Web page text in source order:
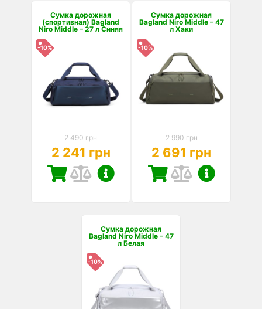
Сумка дорожная
(спортивная) Bagland
Niro Middle – 27 л Синяя
-10%
2 490 грн
2 241 грн
Сумка дорожная
Bagland Niro Middle – 47
л Хаки
-10%
2 990 грн
2 691 грн
Сумка дорожная
Bagland Niro Middle – 47
л Белая
-10%